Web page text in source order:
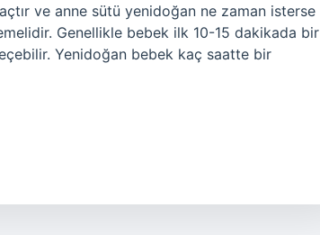
ve anne sütü yenidoğan ne zaman isterse
Genellikle bebek ilk 10-15 dakikada bir
Yenidoğan bebek kaç saatte bir